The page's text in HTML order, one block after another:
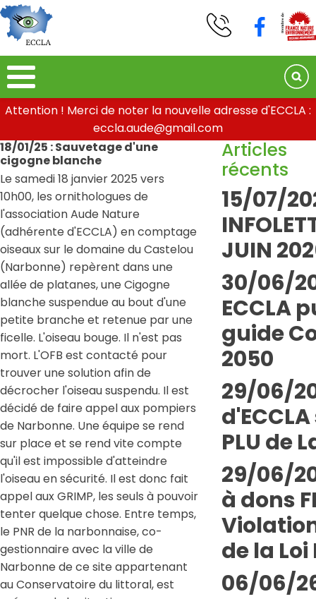
Attention ! Merci de noter la nouvelle adresse d'ECCLA :
eccla.aude@gmail.com
18/01/25 : Sauvetage d'une
cigogne blanche
Le samedi 18 janvier 2025 vers
10h00, les ornithologues de
l'association Aude Nature
(adhérente d'ECCLA) en comptage
oiseaux sur le domaine du Castelou
(Narbonne) repèrent dans une
allée de platanes, une Cigogne
blanche suspendue au bout d'une
petite branche et retenue par une
ficelle. L'oiseau bouge. Il n'est pas
mort. L'OFB est contacté pour
trouver une solution afin de
décrocher l'oiseau suspendu. Il est
décidé de faire appel aux pompiers
de Narbonne. Une équipe se rend
sur place et se rend vite compte
qu'il est impossible d'atteindre
l'oiseau en sécurité. Il est donc fait
appel aux GRIMP, les seuls à pouvoir
tenter quelque chose. Entre temps,
le PNR de la narbonnaise, co-
gestionnaire avec la ville de
Narbonne de ce site appartenant
au Conservatoire du littoral, est
Articles
récents
15/07/
JUIN
30/06/
ECCLA
guide
2050
29/06/
PLU de
29/06/
à dons
de la
06/06/